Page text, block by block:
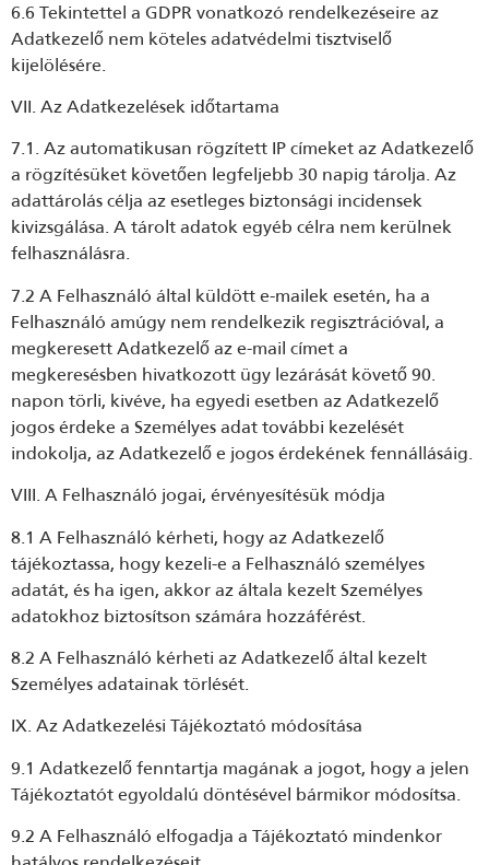
6.6 Tekintettel a GDPR vonatkozó rendelkezéseire az
Adatkezelő nem köteles adatvédelmi tisztviselő
kijelölésére.
VII. Az Adatkezelések időtartama
7.1. Az automatikusan rögzített IP címeket az Adatkezelő
a rögzítésüket követően legfeljebb 30 napig tárolja. Az
adattárolás célja az esetleges biztonsági incidensek
kivizsgálása. A tárolt adatok egyéb célra nem kerülnek
felhasználásra.
7.2 A Felhasználó által küldött e-mailek esetén, ha a
Felhasználó amúgy nem rendelkezik regisztrációval, a
megkeresett Adatkezelő az e-mail címet a
megkeresésben hivatkozott ügy lezárását követő 90.
napon törli, kivéve, ha egyedi esetben az Adatkezelő
jogos érdeke a Személyes adat további kezelését
indokolja, az Adatkezelő e jogos érdekének fennállásáig.
VIII. A Felhasználó jogai, érvényesítésük módja
8.1 A Felhasználó kérheti, hogy az Adatkezelő
tájékoztassa, hogy kezeli-e a Felhasználó személyes
adatát, és ha igen, akkor az általa kezelt Személyes
adatokhoz biztosítson számára hozzáférést.
8.2 A Felhasználó kérheti az Adatkezelő által kezelt
Személyes adatainak törlését.
IX. Az Adatkezelési Tájékoztató módosítása
9.1 Adatkezelő fenntartja magának a jogot, hogy a jelen
Tájékoztatót egyoldalú döntésével bármikor módosítsa.
9.2 A Felhasználó elfogadja a Tájékoztató mindenkor